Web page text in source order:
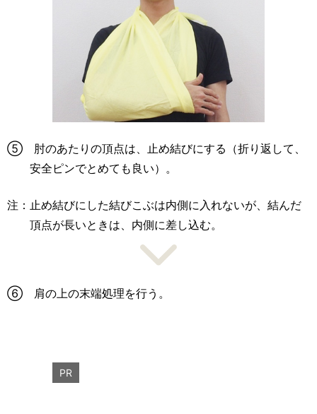
⑤ 肘のあたりの頂点は、止め結びにする（折り返して、
安全ピンでとめても良い）。
注：止め結びにした結びこぶは内側に入れないが、結んだ
頂点が長いときは、内側に差し込む。
⑥ 肩の上の末端処理を行う。
PR